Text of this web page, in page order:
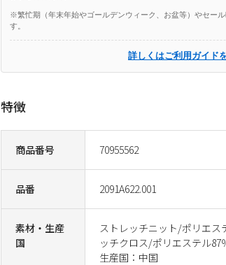
商品番号 70955562
品番 2091A622.001
素材・生産
国
ストレッチニット/ポリエス
ッチクロス/ポリエステル87
生産国：中国
※繁忙期（年末年始やゴールデンウィーク、お盆等）やセー
す。
詳しくはご利用ガイド
特徴